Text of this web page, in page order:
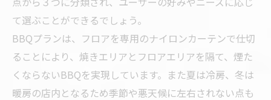
て選ぶことができるでしょう。
BBQプランは、フロアを専用のナイロンカーテンで仕切
ることにより、焼きエリアとフロアエリアを隔て、煙た
くならないBBQを実現しています。また夏は冷房、冬は
暖房の店内となるため季節や悪天候に左右されない点も